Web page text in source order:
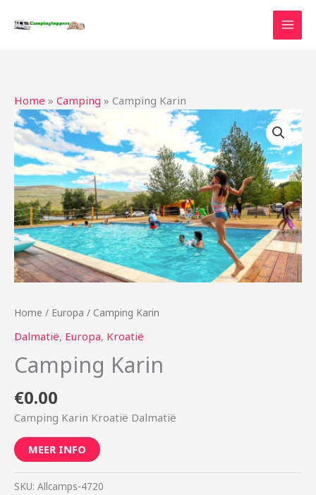
naar
Home » Camping » Camping Karin
Home / Europa / Camping Karin
Dalmatië, Europa, Kroatië
Camping Karin
€0.00
Camping Karin Kroatië Dalmatië
MEER INFO
SKU: Allcamps-4720